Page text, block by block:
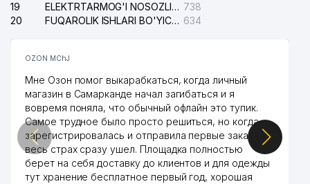
19
ELEKTRTARMOG'I NOSOZLIKLARINI TO'ZATISH SERGELI XIZMATI 738
20
FUQAROLIK ISHLARI BO'YICHA UCH-TEPA TUMANI SUDI 634
OZON MChJ
Мне Озон помог выкарабкаться, когда личный
магазин в Самарканде начал загибаться и я
вовремя поняла, что обычный офлайн это тупик.
Самое трудное было просто решиться, но когда
зарегистрировалась и отправила первые заказы,
весь страх сразу ушел. Площадка полностью
берет на себя доставку до клиентов и для одежды
тут хранение бесплатное первый год, хорошая